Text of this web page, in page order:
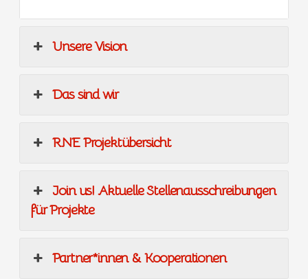
Unsere Vision
Das sind wir
RNE Projektübersicht
Join us! Aktuelle Stellenausschreibungen
für Projekte
Partner*innen & Kooperationen